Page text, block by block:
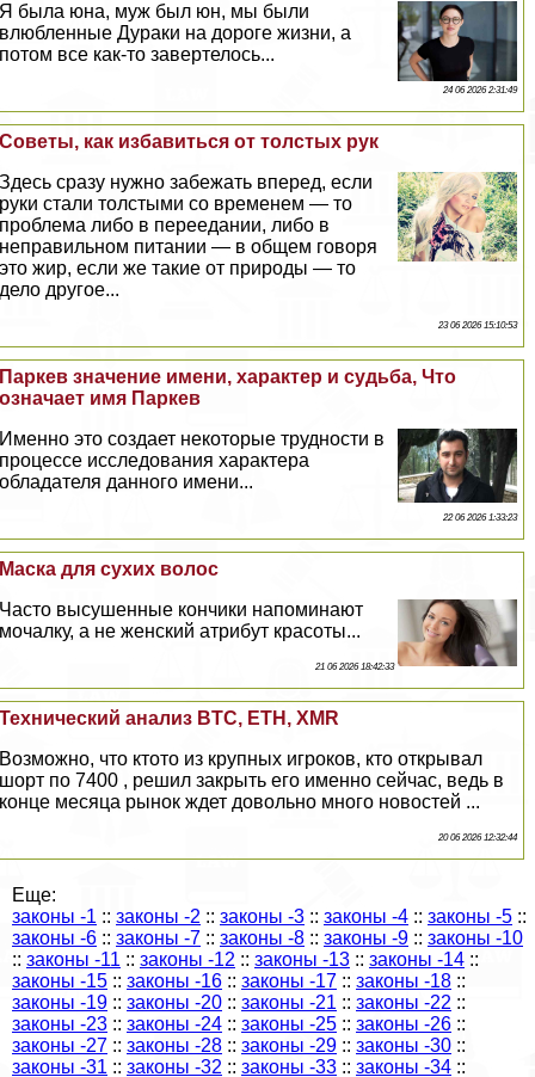
Я была юна, муж был юн, мы были
влюбленные Дypaки на дороге жизни, а
потом все как-то завертелось...
24 06 2026 2:31:49
Советы, как избавиться от толстых рук
Здесь сразу нужно забежать вперед, если
руки стали толстыми со временем — то
проблема либо в переедании, либо в
неправильном питании — в общем говоря
это жир, если же такие от природы — то
дело другое...
23 06 2026 15:10:53
Паркев значение имени, хаpaктер и судьба, Что
означает имя Паркев
Именно это создает некоторые трудности в
процессе исследования хаpaктера
обладателя данного имени...
22 06 2026 1:33:23
Маска для сухих волос
Часто высушенные кончики напоминают
мочалку, а не женский атрибут красоты...
21 06 2026 18:42:33
Технический анализ BTC, ETH, XMR
Возможно, что ктото из крупных игроков, кто открывал
шорт по 7400 , решил закрыть его именно сейчас, ведь в
конце месяца рынок ждет довольно много новостей ...
20 06 2026 12:32:44
Еще:
законы -1 :: законы -2 :: законы -3 :: законы -4 :: законы -5 ::
законы -6 :: законы -7 :: законы -8 :: законы -9 :: законы -10
:: законы -11 :: законы -12 :: законы -13 :: законы -14 ::
законы -15 :: законы -16 :: законы -17 :: законы -18 ::
законы -19 :: законы -20 :: законы -21 :: законы -22 ::
законы -23 :: законы -24 :: законы -25 :: законы -26 ::
законы -27 :: законы -28 :: законы -29 :: законы -30 ::
законы -31 :: законы -32 :: законы -33 :: законы -34 ::